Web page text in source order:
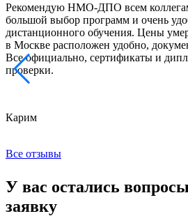
Рекомендую НМО-ДПО всем
большой выбор программ и очень
дистанционного обучения. Цены
в Москве расположен удобно,
Все официально, сертификаты и
проверки.
Карим
Все отзывы
У вас остались
заявку